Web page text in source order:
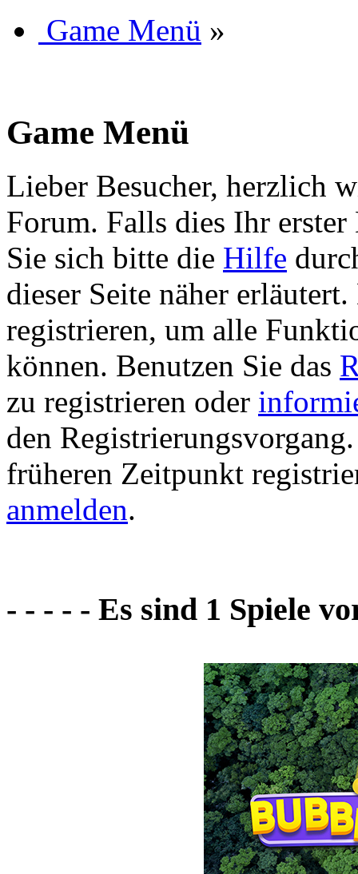
Game Menü »
Game Menü
Lieber Besucher, herzlich
Forum. Falls dies Ihr erster
Sie sich bitte die Hilfe
dieser Seite näher
registrieren, um alle
können. Benutzen Sie das
zu registrieren oder
den
früheren Zeitpunkt
anmelden.
- - - - - Es sind 1 Spiele